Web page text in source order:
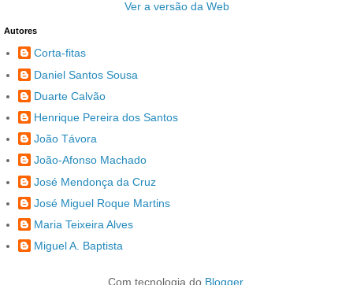
Ver a versão da Web
Autores
Corta-fitas
Daniel Santos Sousa
Duarte Calvão
Henrique Pereira dos Santos
João Távora
João-Afonso Machado
José Mendonça da Cruz
José Miguel Roque Martins
Maria Teixeira Alves
Miguel A. Baptista
Com tecnologia do Blogger.